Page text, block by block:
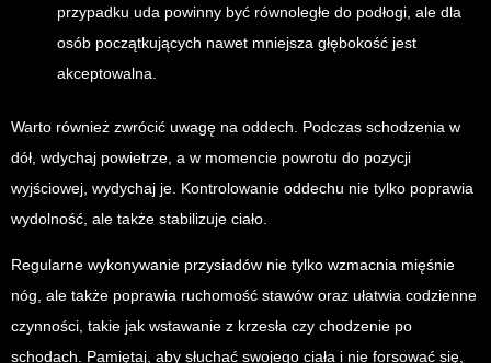
przypadku uda powinny być równoległe do podłogi, ale dla
osób początkujących nawet mniejsza głębokość jest
akceptowalna.
Warto również zwrócić uwagę na oddech. Podczas schodzenia w
dół, wdychaj powietrze, a w momencie powrotu do pozycji
wyjściowej, wydychaj je. Kontrolowanie oddechu nie tylko poprawia
wydolność, ale także stabilizuje ciało.
Regularne wykonywanie przysiadów nie tylko wzmacnia mięśnie
nóg, ale także poprawia ruchomość stawów oraz ułatwia codzienne
czynności, takie jak wstawanie z krzesła czy chodzenie po
schodach. Pamiętaj, aby słuchać swojego ciała i nie forsować się,